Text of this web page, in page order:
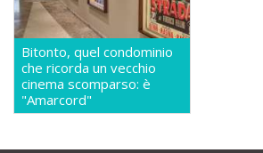
Bitonto, quel condominio
che ricorda un vecchio
cinema scomparso: è
"Amarcord"